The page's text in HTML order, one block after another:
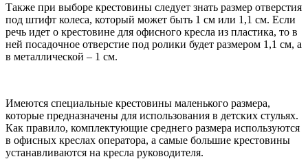
Также при выборе крестовины следует знать размер отверстия
под штифт колеса, который может быть 1 см или 1,1 см. Если
речь идет о крестовине для офисного кресла из пластика, то в
ней посадочное отверстие под ролики будет размером 1,1 см, а
в металлической – 1 см.
Имеются специальные крестовины маленького размера,
которые предназначены для использования в детских стульях.
Как правило, комплектующие среднего размера используются
в офисных креслах оператора, а самые большие крестовины
устанавливаются на кресла руководителя.